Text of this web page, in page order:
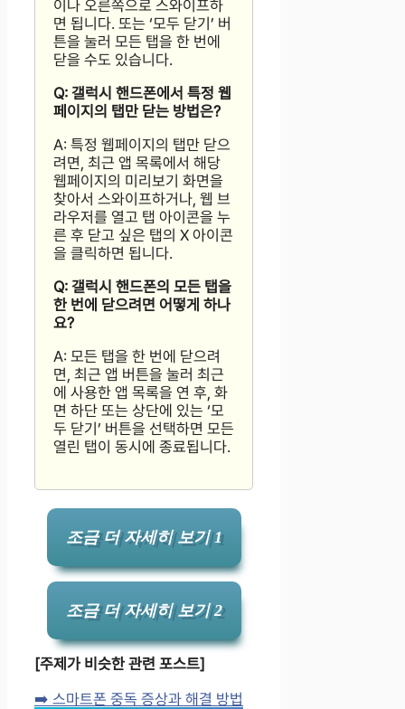
이나 오른쪽으로 스와이프하
면 됩니다. 또는 ‘모두 닫기’ 버
튼을 눌러 모든 탭을 한 번에
닫을 수도 있습니다.
Q: 갤럭시 핸드폰에서 특정 웹
페이지의 탭만 닫는 방법은?
A: 특정 웹페이지의 탭만 닫으
려면, 최근 앱 목록에서 해당
웹페이지의 미리보기 화면을
찾아서 스와이프하거나, 웹 브
라우저를 열고 탭 아이콘을 누
른 후 닫고 싶은 탭의 X 아이콘
을 클릭하면 됩니다.
Q: 갤럭시 핸드폰의 모든 탭을
한 번에 닫으려면 어떻게 하나
요?
A: 모든 탭을 한 번에 닫으려
면, 최근 앱 버튼을 눌러 최근
에 사용한 앱 목록을 연 후, 화
면 하단 또는 상단에 있는 ‘모
두 닫기’ 버튼을 선택하면 모든
열린 탭이 동시에 종료됩니다.
조금 더 자세히 보기 1
조금 더 자세히 보기 2
[주제가 비슷한 관련 포스트]
➡️ 스마트폰 중독 증상과 해결 방법